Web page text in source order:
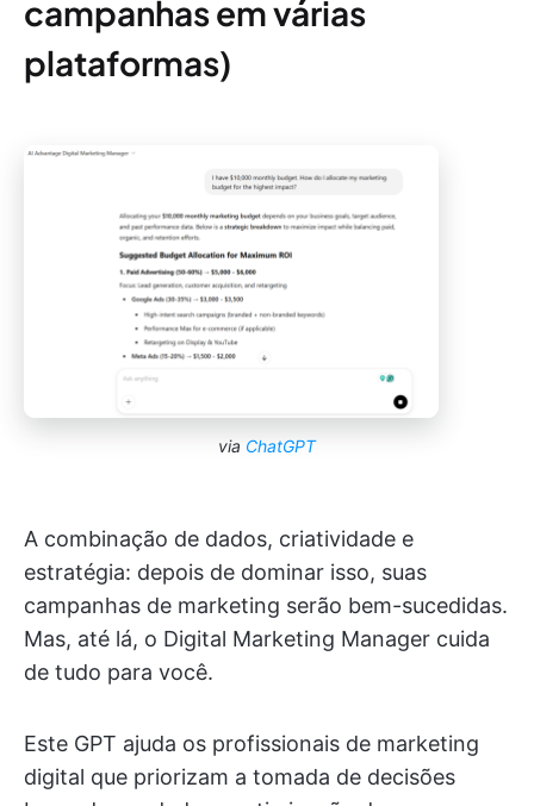
campanhas em várias
plataformas)
via ChatGPT
A combinação de dados, criatividade e
estratégia: depois de dominar isso, suas
campanhas de marketing serão bem-sucedidas.
Mas, até lá, o Digital Marketing Manager cuida
de tudo para você.
Este GPT ajuda os profissionais de marketing
digital que priorizam a tomada de decisões